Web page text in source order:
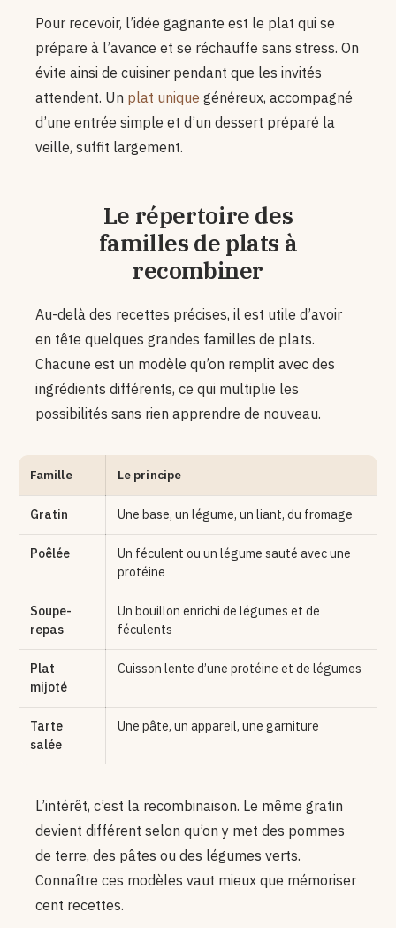
Pour recevoir, l’idée gagnante est le plat qui se
prépare à l’avance et se réchauffe sans stress. On
évite ainsi de cuisiner pendant que les invités
attendent. Un plat unique généreux, accompagné
d’une entrée simple et d’un dessert préparé la
veille, suffit largement.
Le répertoire des
familles de plats à
recombiner
Au-delà des recettes précises, il est utile d’avoir
en tête quelques grandes familles de plats.
Chacune est un modèle qu’on remplit avec des
ingrédients différents, ce qui multiplie les
possibilités sans rien apprendre de nouveau.
Famille Le principe
Gratin Une base, un légume, un liant, du fromage
Poêlée
Un féculent ou un légume sauté avec une
protéine
Soupe-
repas
Un bouillon enrichi de légumes et de
féculents
Plat
mijoté
Cuisson lente d’une protéine et de légumes
Tarte
salée
Une pâte, un appareil, une garniture
L’intérêt, c’est la recombinaison. Le même gratin
devient différent selon qu’on y met des pommes
de terre, des pâtes ou des légumes verts.
Connaître ces modèles vaut mieux que mémoriser
cent recettes.